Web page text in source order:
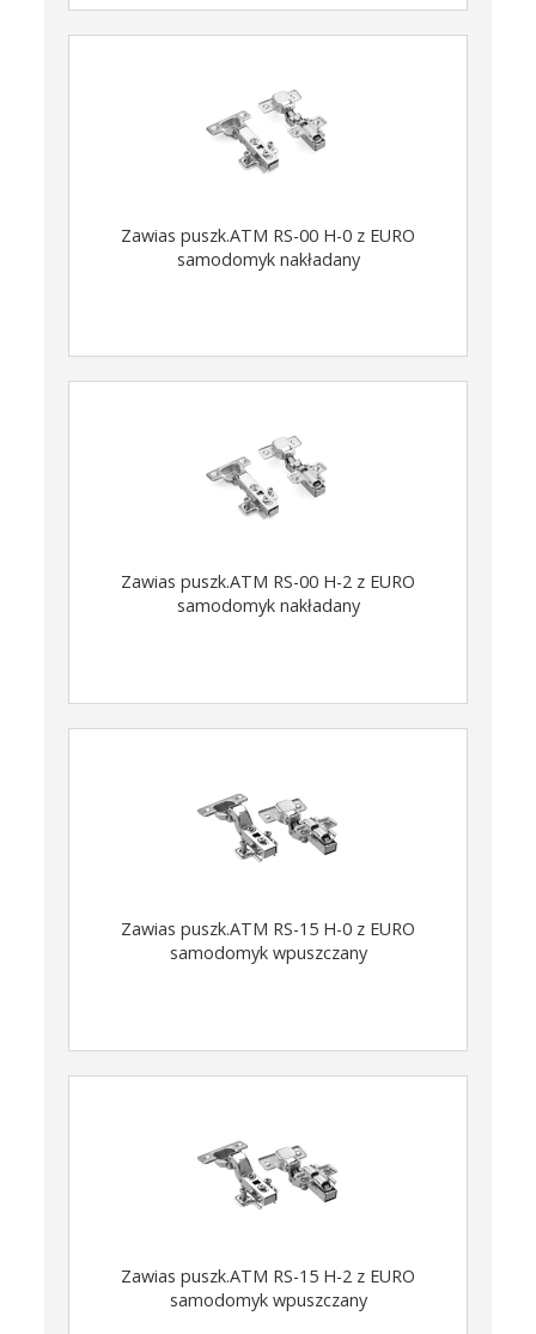
Zawias puszk.ATM RS-00 H-0 z EURO
samodomyk nakładany
Zawias puszk.ATM RS-00 H-2 z EURO
samodomyk nakładany
Zawias puszk.ATM RS-15 H-0 z EURO
samodomyk wpuszczany
Zawias puszk.ATM RS-15 H-2 z EURO
samodomyk wpuszczany